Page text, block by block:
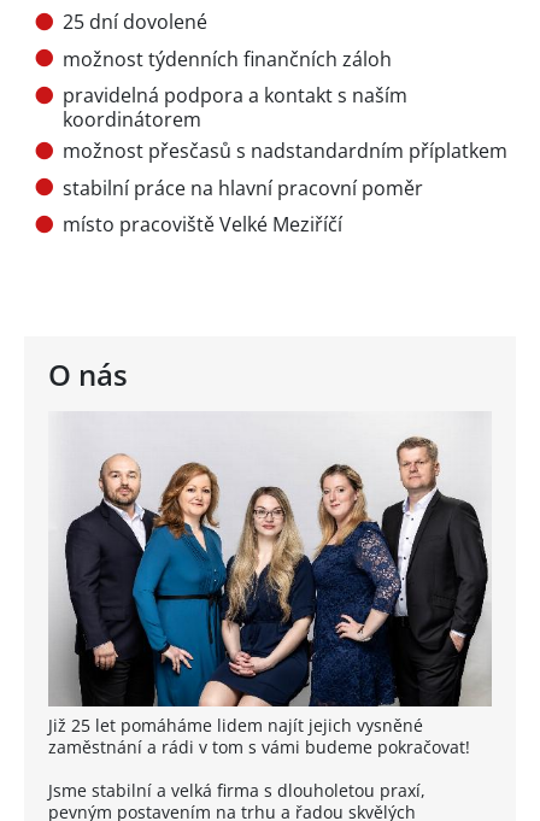
O nás
Již 25 let pomáháme lidem najít jejich vysněné
zaměstnání a rádi v tom s vámi budeme pokračovat!
Jsme stabilní a velká firma s dlouholetou praxí,
pevným postavením na trhu a řadou skvělých
25 dní dovolené
možnost týdenních finančních záloh
pravidelná podpora a kontakt s naším
koordinátorem
možnost přesčasů s nadstandardním příplatkem
stabilní práce na hlavní pracovní poměr
místo pracoviště Velké Meziříčí